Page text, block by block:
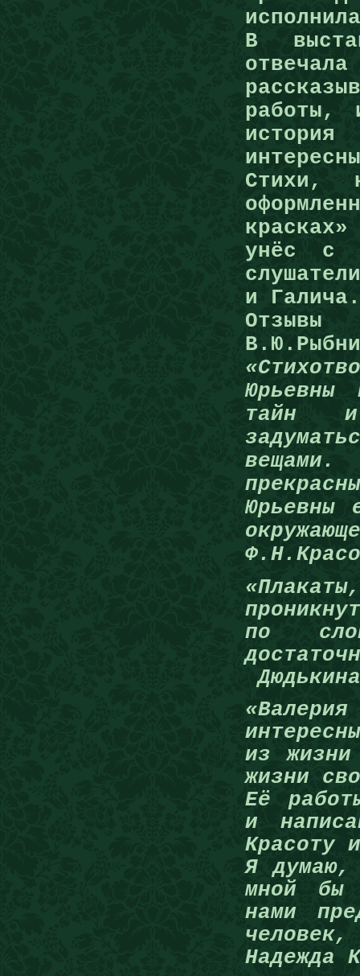
В
работы,
Стихи,
унёс с
и Галича.
Юрьевны
тайн и
Юрьевны
по
из
жизни
Её
и
Красоту
Я думаю,
мной бы
нами
Надежда